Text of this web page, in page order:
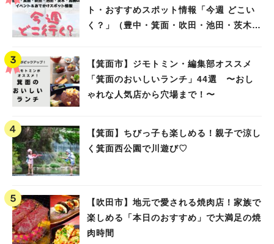
ト・おすすめスポット情報「今週 どこい
く？」（豊中・箕面・吹田・池田・茨木・
【箕面市】ジモトミン・編集部オススメ
「箕面のおいしいランチ」44選 〜おし
ゃれな人気店から穴場まで！〜
【箕面】ちびっ子も楽しめる！親子で涼し
く箕面西公園で川遊び♡
【吹田市】地元で愛される焼肉店！家族で
楽しめる「本日のおすすめ」で大満足の焼
肉時間